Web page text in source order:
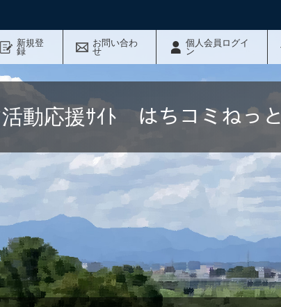
新規登
録
お問い合わ
せ
個人会員ログイ
ン
活動応援ｻｲﾄ はちコミねっと